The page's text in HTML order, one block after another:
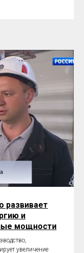
развивает
и
мощности
увеличение